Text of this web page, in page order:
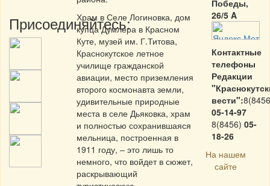
Присоединяйтесь:Храм в Селе Логиновка, дом
купца Думлера в Красном
Куте, музей им. Г.Титова,
Краснокутское летное
училище гражданской
авиации, место приземления
второго космонавта земли,
удивительные природные
места в селе Дьяковка, храм
и полностью сохранившаяся
мельница, построенная в
1911 году, – это лишь то
немного, что войдет в сюжет,
раскрывающий
Победы,
26/5 A
Контактные
телефоны
Редакции
вести":
05-14-97
8(8456) 05-
18-26
На нашем
сайте